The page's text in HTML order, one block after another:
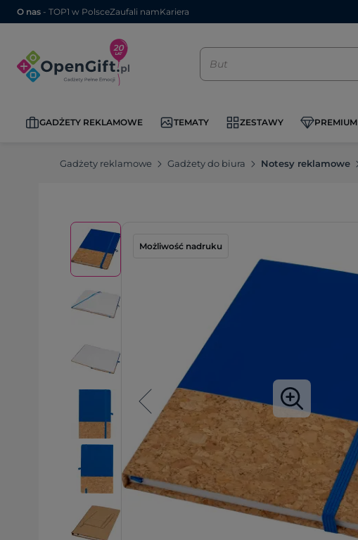
O nas - TOP1 w PolsceZaufali namKariera
GADŻETY REKLAMOWE TEMATY ZESTAWY PREMIUM
Gadżety reklamowe Gadżety do biura Notesy reklamowe
Możliwość nadruku